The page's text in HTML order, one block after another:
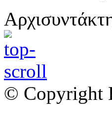
© Copyright